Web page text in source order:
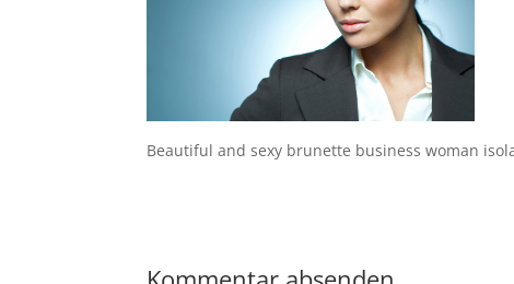
Beautiful and sexy brunette business woman